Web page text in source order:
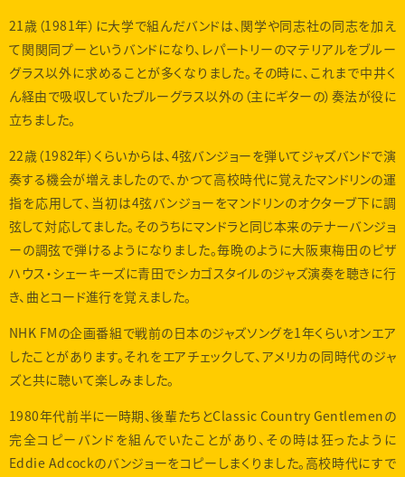
21歳（1981年）に大学で組んだバンドは、関学や同志社の同志を加え
て関関同プーというバンドになり、レパートリーのマテリアルをブルー
グラス以外に求めることが多くなりました。その時に、これまで中井く
ん経由で吸収していたブルーグラス以外の（主にギターの）奏法が役に
立ちました。
22歳（1982年）くらいからは、4弦バンジョーを弾いてジャズバンドで演
奏する機会が増えましたので、かつて高校時代に覚えたマンドリンの運
指を応用して、当初は4弦バンジョーをマンドリンのオクターブ下に調
弦して対応してました。そのうちにマンドラと同じ本来のテナーバンジョ
ーの調弦で弾けるようになりました。毎晩のように大阪東梅田のピザ
ハウス・シェーキーズに青田でシカゴスタイルのジャズ演奏を聴きに行
き、曲とコード進行を覚えました。
NHK FMの企画番組で戦前の日本のジャズソングを1年くらいオンエア
したことがあります。それをエアチェックして、アメリカの同時代のジャ
ズと共に聴いて楽しみました。
1980年代前半に一時期、後輩たちとClassic Country Gentlemenの
完全コピーバンドを組んでいたことがあり、その時は狂ったように
Eddie Adcockのバンジョーをコピーしまくりました。高校時代にすで